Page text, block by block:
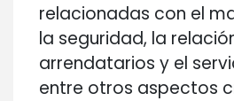
relacionadas con el
la seguridad, la
arrendatarios y el
entre otros aspectos